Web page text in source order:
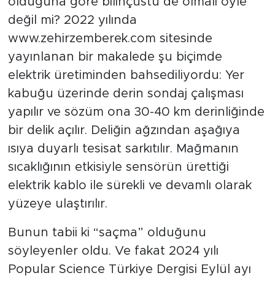
değil mi? 2022 yılında
www.zehirzemberek.com sitesinde
yayınlanan bir makalede şu biçimde
elektrik üretiminden bahsediliyordu: Yer
kabuğu üzerinde derin sondaj çalışması
yapılır ve sözüm ona 30-40 km derinliğinde
bir delik açılır. Deliğin ağzından aşağıya
ısıya duyarlı tesisat sarkıtılır. Mağmanın
sıcaklığının etkisiyle sensörün ürettiği
elektrik kablo ile sürekli ve devamlı olarak
yüzeye ulaştırılır.
Bunun tabii ki “saçma” olduğunu
söyleyenler oldu. Ve fakat 2024 yılı
Popular Science Türkiye Dergisi Eylül ayı